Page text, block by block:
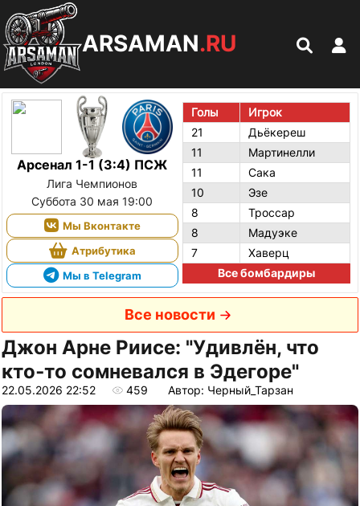
ARSAMAN.RU
Арсенал 1-1 (3:4) ПСЖ
Лига Чемпионов
Суббота 30 мая 19:00
Мы Вконтакте
Атрибутика
Мы в Telegram
Голы
Игрок
21
Дьёкереш
11
Мартинелли
11
Сака
10
Эзе
8
Троссар
8
Мадуэке
7
Хаверц
Все бомбардиры
Все новости
Джон Арне Риисе: "Удивлён, что
кто‑то сомневался в Эдегоре"
22.05.2026 22:52 459 Автор: Черный_Тарзан